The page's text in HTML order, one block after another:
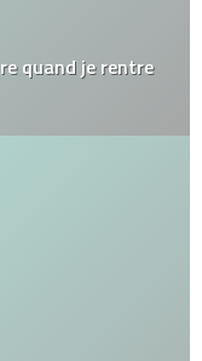
quand je rentre